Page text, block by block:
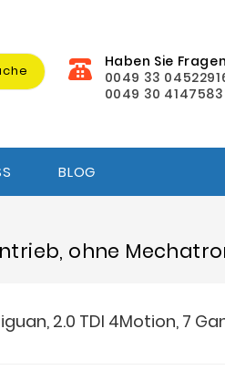
Haben Sie
0049 33
0049 30
BLOG
ohne
2.0 TDI 4Motion, 7